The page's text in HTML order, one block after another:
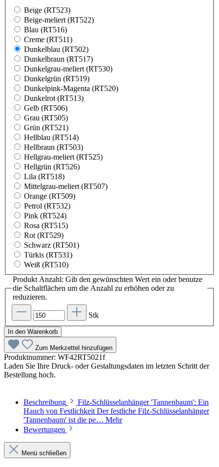
Beige (RT523)
Beige-meliert (RT522)
Blau (RT516)
Creme (RT511)
Dunkelblau (RT502)
Dunkelbraun (RT517)
Dunkelgrau-meliert (RT530)
Dunkelgrün (RT519)
Dunkelpink-Magenta (RT520)
Dunkelrot (RT513)
Gelb (RT506)
Grau (RT505)
Grün (RT521)
Hellblau (RT514)
Hellbraun (RT503)
Hellgrau-meliert (RT525)
Hellgrün (RT526)
Lila (RT518)
Mittelgrau-meliert (RT507)
Orange (RT509)
Petrol (RT532)
Pink (RT524)
Rosa (RT515)
Rot (RT529)
Schwarz (RT501)
Türkis (RT531)
Weiß (RT510)
Produkt Anzahl: Gib den gewünschten Wert ein oder benutze
die Schaltflächen um die Anzahl zu erhöhen oder zu
reduzieren.
Stk
In den Warenkorb
Zum Merkzettel hinzufügen
Produktnummer: WF42RT5021f
Laden Sie Ihre Druck- oder Gestaltungsdaten im letzten Schritt der
Bestellung hoch.
Beschreibung
Filz-Schlüsselanhänger 'Tannenbaum': Ein
Hauch von Festlichkeit Der festliche Filz-Schlüsselanhänger
'Tannenbaum' ist die pe… Mehr
Bewertungen
Menü schließen